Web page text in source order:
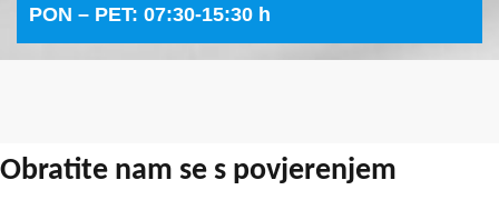
PON – PET: 07:30-15:30 h
Obratite nam se s povjerenjem